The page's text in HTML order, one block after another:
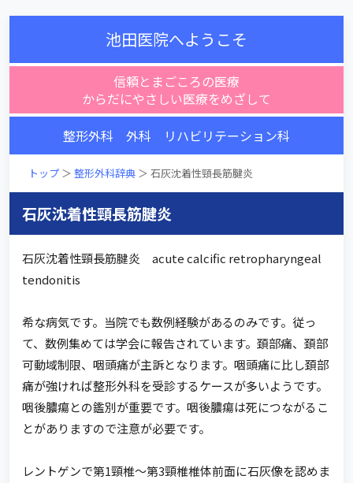
池田医院へようこそ
信頼とまごころの医療
からだにやさしい医療をめざして
整形外科 外科 リハビリテーション科
トップ ＞ 整形外科辞典 ＞ 石灰沈着性頸長筋腱炎
石灰沈着性頸長筋腱炎
石灰沈着性頸長筋腱炎 acute calcific retropharyngeal
tendonitis
希な病気です。当院でも数例経験があるのみです。従っ
て、数例集めては学会に報告されています。頚部痛、頚部
可動域制限、咽頭痛が主訴となります。咽頭痛に比し頚部
痛が強ければ整形外科を受診するケースが多いようです。
咽後膿瘍との鑑別が重要です。咽後膿瘍は死につながるこ
とがありますので注意が必要です。
レントゲンで第1頸椎～第3頸椎椎体前面に石灰像を認めま